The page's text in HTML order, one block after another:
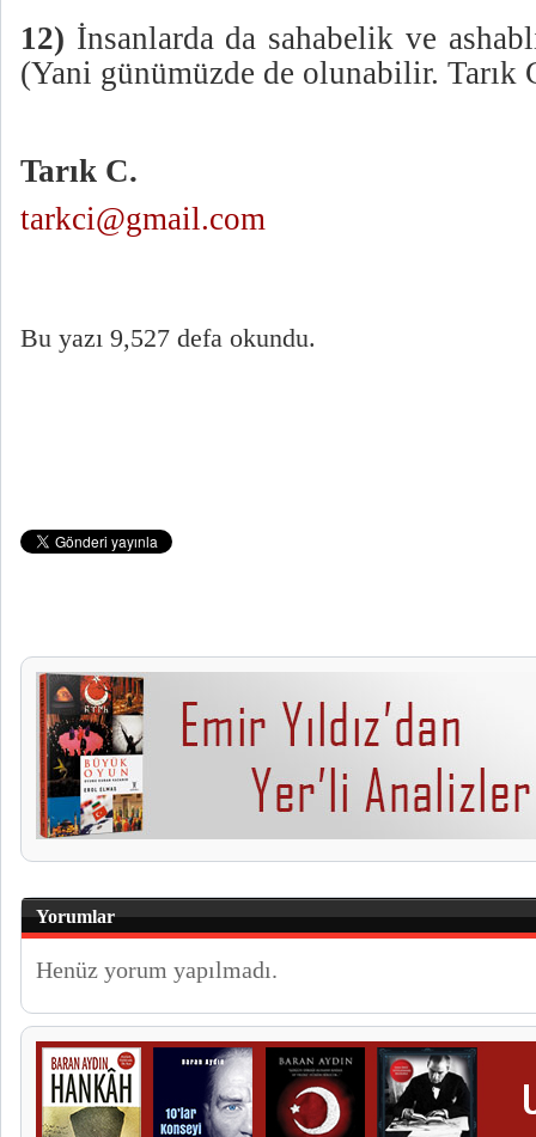
12) İnsanlarda da sahabelik ve
(Yani günümüzde de olunabilir. Tarık
Tarık C.
tarkci@gmail.com
Bu yazı 9,527 defa okundu.
Yorumlar
Henüz yorum yapılmadı.